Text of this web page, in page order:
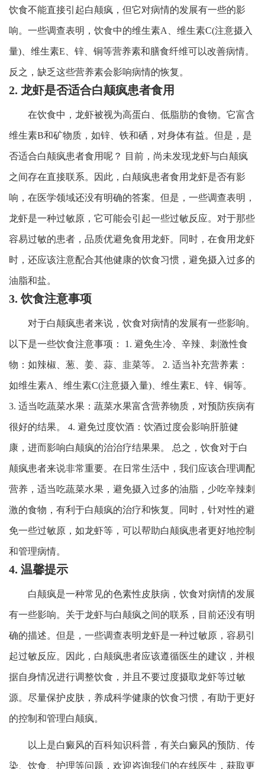
饮食不能直接引起白颠疯，但它对病情的发展有一些的影
响。一些调查表明，饮食中的维生素A、维生素C(注意摄入
量)、维生素E、锌、铜等营养素和膳食纤维可以改善病情。
反之，缺乏这些营养素会影响病情的恢复。
2. 龙虾是否适合白颠疯患者食用
在饮食中，龙虾被视为高蛋白、低脂肪的食物。它富含
维生素B和矿物质，如锌、铁和硒，对身体有益。但是，是
否适合白颠疯患者食用呢？ 目前，尚未发现龙虾与白颠疯
之间存在直接联系。因此，白颠疯患者食用龙虾是否有影
响，在医学领域还没有明确的答案。但是，一些调查表明，
龙虾是一种过敏原，它可能会引起一些过敏反应。对于那些
容易过敏的患者，品质优避免食用龙虾。同时，在食用龙虾
时，还应该注意配合其他健康的饮食习惯，避免摄入过多的
油脂和盐。
3. 饮食注意事项
对于白颠疯患者来说，饮食对病情的发展有一些影响。
以下是一些饮食注意事项： 1. 避免生冷、辛辣、刺激性食
物：如辣椒、葱、姜、蒜、韭菜等。 2. 适当补充营养素：
如维生素A、维生素C(注意摄入量)、维生素E、锌、铜等。
3. 适当吃蔬菜水果：蔬菜水果富含营养物质，对预防疾病有
很好的结果。 4. 避免过度饮酒：饮酒过度会影响肝脏健
康，进而影响白颠疯的治治疗结果果。 总之，饮食对于白
颠疯患者来说非常重要。在日常生活中，我们应该合理调配
营养，适当吃蔬菜水果，避免摄入过多的油脂，少吃辛辣刺
激的食物，有利于白颠疯的治疗和恢复。同时，针对性的避
免一些过敏原，如龙虾等，可以帮助白颠疯患者更好地控制
和管理病情。
4. 温馨提示
白颠疯是一种常见的色素性皮肤病，饮食对病情的发展
有一些影响。关于龙虾与白颠疯之间的联系，目前还没有明
确的描述。但是，一些调查表明龙虾是一种过敏原，容易引
起过敏反应。因此，白颠疯患者应该遵循医生的建议，并根
据自身情况进行调整饮食，并且不要过度摄取龙虾等过敏
源。尽量保护皮肤，养成科学健康的饮食习惯，有助于更好
的控制和管理白颠疯。
以上是白癜风的百科知识科普，有关白癜风的预防、传
染、饮食、护理等问题，欢迎咨询我们的在线医生，获取更